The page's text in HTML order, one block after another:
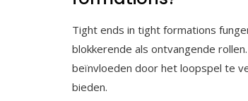
Tight ends in tight formations
blokkerende als ontvangende
beïnvloeden door het loopspel te
bieden.